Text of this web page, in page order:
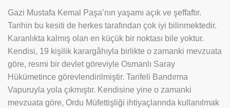
Gazi Mustafa Kemal Paşa’nın yaşamı açık ve şeffaftır.
Tarihin bu kesiti de herkes tarafından çok iyi bilinmektedir.
Karanlıkta kalmış olan en küçük bir noktası bile yoktur.
Kendisi, 19 kişilik karargâhıyla birlikte o zamanki mevzuata
göre, resmi bir devlet göreviyle Osmanlı Saray
Hükümetince görevlendirilmiştir. Tarifeli Bandırma
Vapuruyla yola çıkmıştır. Kendisine yine o zamanki
mevzuata göre, Ordu Müfettişliği ihtiyaçlarında kullanılmak